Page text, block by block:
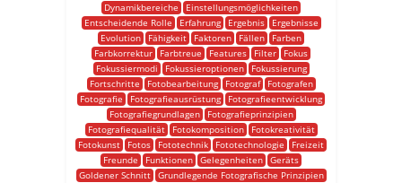
Dynamikbereiche
Einstellungsmöglichkeiten
Entscheidende Rolle
Erfahrung Ergebnis
Ergebnisse
Evolution
Fähigkeit Faktoren Fällen
Farben
Farbkorrektur
Farbtreue Features Filter
Fokus
Fokussiermodi
Fokussieroptionen
Fokussierung
Fortschritte
Fotobearbeitung Fotograf
Fotografen
Fotografie
Fotografieausrüstung
Fotografieentwicklung
Fotografiegrundlagen
Fotografieprinzipien
Fotografiequalität
Fotokomposition
Fotokreativität
Fotokunst
Fotos Fototechnik Fototechnologie
Freizeit
Freunde
Funktionen Gelegenheiten Geräts
Goldener Schnitt
Grundlegende Fotografische Prinzipien